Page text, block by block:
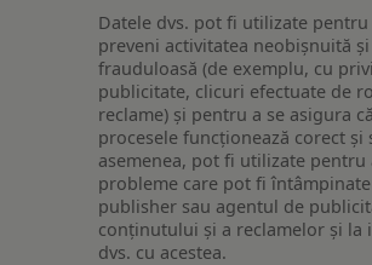
Datele dvs. pot fi utilizate
preveni activitatea neobișnuită
frauduloasă (de exemplu, cu
publicitate, clicuri efectuate de
reclame) și pentru a se asigura
procesele funcționează corect și
asemenea, pot fi utilizate pentru
probleme care pot fi întâmpinate
publisher sau agentul de
conținutului și a reclamelor și la
dvs. cu acestea.